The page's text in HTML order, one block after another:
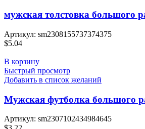
мужская толстовка большого
Артикул: sm2308155737374375
$5.04
В корзину
Быстрый просмотр
Добавить в список желаний
Мужская футболка большого
Артикул: sm2307102434984645